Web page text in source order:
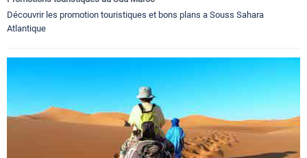
Découvrir les promotion touristiques et bons plans a Souss Sahara
Atlantique